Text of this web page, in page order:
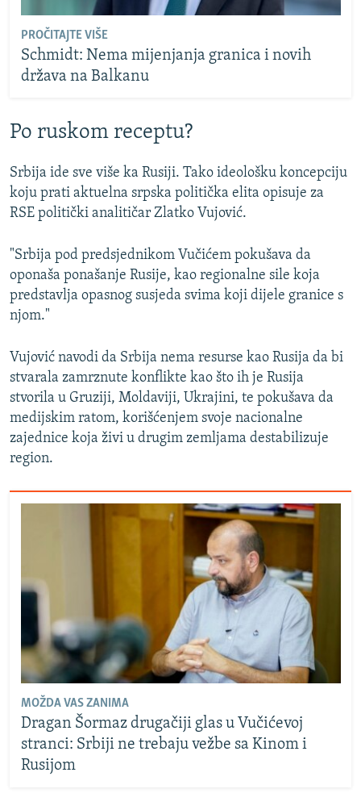
PROČITAJTE VIŠE
Schmidt: Nema mijenjanja granica i novih
država na Balkanu
Po ruskom receptu?
Srbija ide sve više ka Rusiji. Tako ideološku koncepciju
koju prati aktuelna srpska politička elita opisuje za
RSE politički analitičar Zlatko Vujović.
"Srbija pod predsjednikom Vučićem pokušava da
oponaša ponašanje Rusije, kao regionalne sile koja
predstavlja opasnog susjeda svima koji dijele granice s
njom."
Vujović navodi da Srbija nema resurse kao Rusija da bi
stvarala zamrznute konflikte kao što ih je Rusija
stvorila u Gruziji, Moldaviji, Ukrajini, te pokušava da
medijskim ratom, korišćenjem svoje nacionalne
zajednice koja živi u drugim zemljama destabilizuje
region.
MOŽDA VAS ZANIMA
Dragan Šormaz drugačiji glas u Vučićevoj
stranci: Srbiji ne trebaju vežbe sa Kinom i
Rusijom